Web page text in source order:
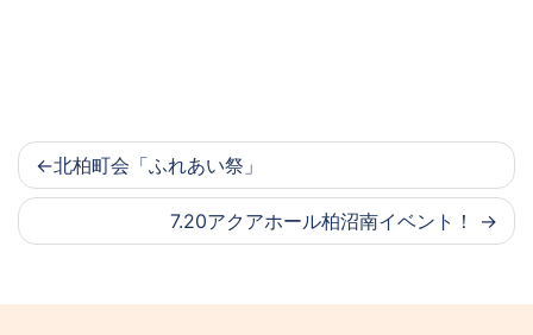
北柏町会「ふれあい祭」
7.20アクアホール柏沼南イベント！